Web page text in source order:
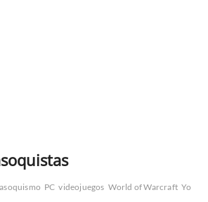
PC videojuegos World of Warcraft Yo